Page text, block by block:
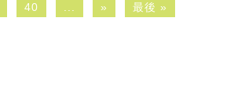
40 » 最後 »